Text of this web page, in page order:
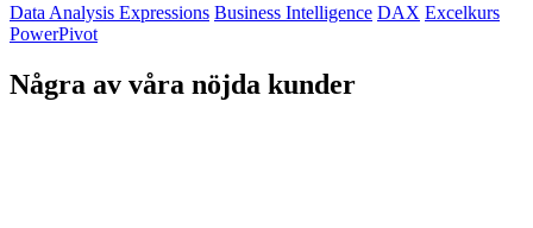
Data Analysis Expressions Business Intelligence DAX Excelkurs
PowerPivot
Några av våra nöjda kunder